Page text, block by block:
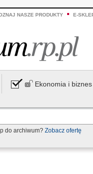
NASZE PRODUKTY E-
Ekonomia i biznes
do archiwum? Zobacz ofertę